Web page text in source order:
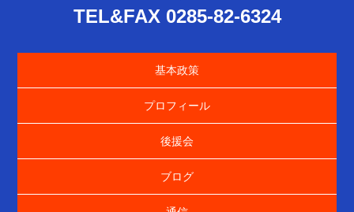
TEL&FAX 0285-82-6324
基本政策
プロフィール
後援会
ブログ